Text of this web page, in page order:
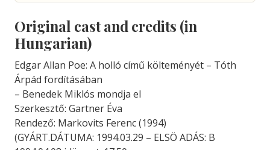
Original cast and credits (in
Hungarian)
Edgar Allan Poe: A holló című költeményét – Tóth
Árpád fordításában
– Benedek Miklós mondja el
Szerkesztő: Gartner Éva
Rendező: Markovits Ferenc (1994)
(GYÁRT.DÁTUMA: 1994.03.29 – ELSÖ ADÁS: B